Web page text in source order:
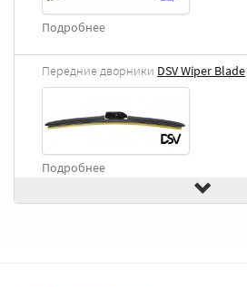
Подробнее
Передние дворники DSV Wiper Blade
Подробнее